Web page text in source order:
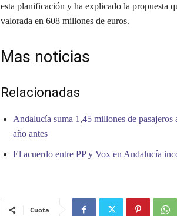
esta planificación y ha explicado la propuesta
valorada en 608 millones de euros.
Mas noticias
Relacionadas
Andalucía suma 1,45 millones de
año antes
El acuerdo entre PP y Vox en Andalucía
Cuota